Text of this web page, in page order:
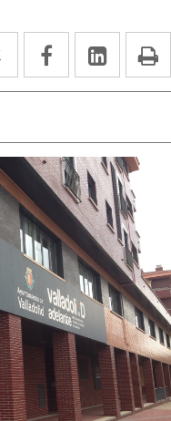
Twitter
Enlace
a
aplicación
externa.
Facebook
Enlace
a
aplicación
externa.
Enlace
a